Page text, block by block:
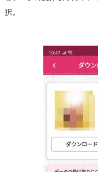
択。